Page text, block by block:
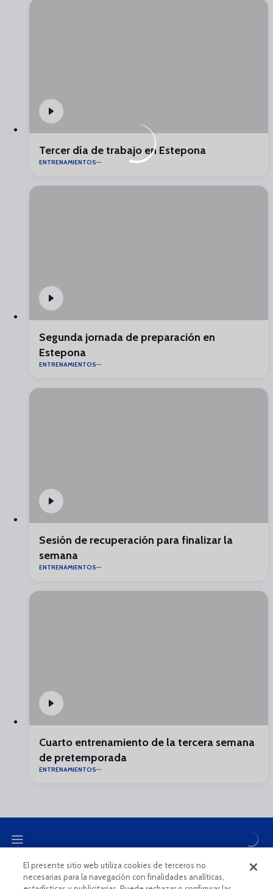
Tercer día de trabajo en Estepona
ENTRENAMIENTOS
Segunda jornada de preparación en
Estepona
ENTRENAMIENTOS
Sesión de recuperación para finalizar la
semana
ENTRENAMIENTOS
Cuarto entrenamiento de la tercera semana
de pretemporada
ENTRENAMIENTOS
El presente sitio web utiliza cookies de terceros no
necesarias para la navegación con finalidades analíticas,